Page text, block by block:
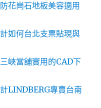
花崗石地板美容適用
如何台北支票貼現與
峽當舖實用的CAD下
LINDBERG專賣台南